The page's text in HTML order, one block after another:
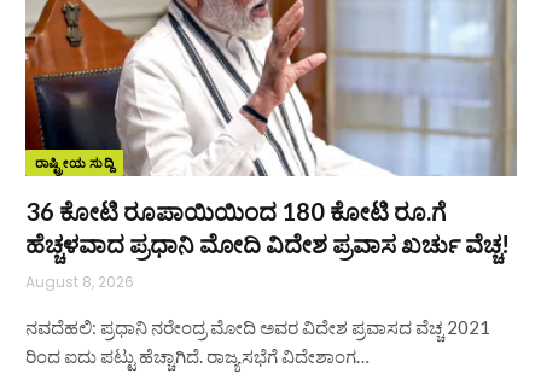
ರಾಷ್ಟ್ರೀಯ ಸುದ್ದಿ
36 ಕೋಟಿ ರೂಪಾಯಿಯಿಂದ 180 ಕೋಟಿ ರೂ.ಗೆ
ಹೆಚ್ಚಳವಾದ ಪ್ರಧಾನಿ ಮೋದಿ ವಿದೇಶ ಪ್ರವಾಸ ಖರ್ಚು ವೆಚ್ಚ!
August 8, 2026
ನವದೆಹಲಿ: ಪ್ರಧಾನಿ ನರೇಂದ್ರ ಮೋದಿ ಅವರ ವಿದೇಶ ಪ್ರವಾಸದ ವೆಚ್ಚ 2021
ರಿಂದ ಐದು ಪಟ್ಟು ಹೆಚ್ಚಾಗಿದೆ. ರಾಜ್ಯಸಭೆಗೆ ವಿದೇಶಾಂಗ…